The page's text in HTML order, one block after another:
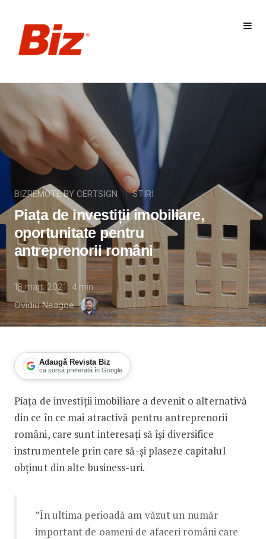
BIZREMOTE BY CERTSIGN STIRI
Piața de investiții imobiliare,
oportunitate pentru
antreprenorii români
18 mart. 2021 4 min
Ovidiu Neagoe
Adaugă Revista Biz
ca sursă preferată în Google
Piața de investiții imobiliare,
Piața de investiții imobiliare a devenit o alternativă
din ce în ce mai atractivă pentru antreprenorii
români, care sunt interesați să își diversifice
instrumentele prin care să-și plaseze capitalul
obținut din alte business-uri.
”În ultima perioadă am văzut un număr
important de oameni de afaceri români care